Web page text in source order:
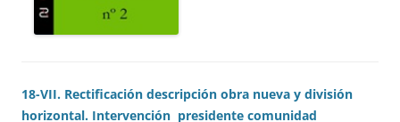
18-VII. Rectificación descripción obra nueva y división
horizontal. Intervención presidente comunidad